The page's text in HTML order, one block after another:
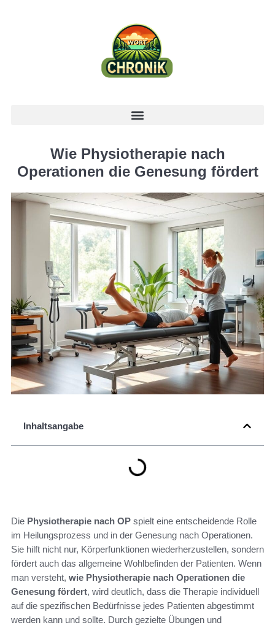
Wie Physiotherapie nach
Operationen die Genesung fördert
Inhaltsangabe
Die Physiotherapie nach OP spielt eine entscheidende Rolle
im Heilungsprozess und in der Genesung nach Operationen.
Sie hilft nicht nur, Körperfunktionen wiederherzustellen, sondern
fördert auch das allgemeine Wohlbefinden der Patienten. Wenn
man versteht, wie Physiotherapie nach Operationen die
Genesung fördert, wird deutlich, dass die Therapie individuell
auf die spezifischen Bedürfnisse jedes Patienten abgestimmt
werden kann und sollte. Durch gezielte Übungen und